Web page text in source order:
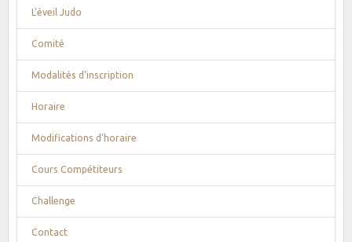
L'éveil Judo
Comité
Modalités d'inscription
Horaire
Modifications d'horaire
Cours Compétiteurs
Challenge
Contact